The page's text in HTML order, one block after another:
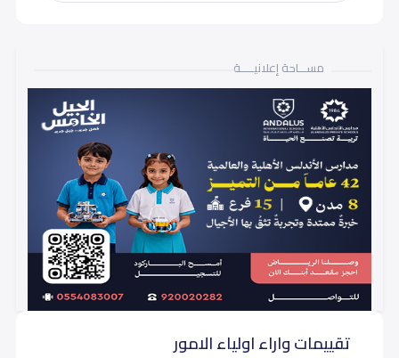
مســـاحة إعلانيـــــة
تقييمات واراء اولياء الامور